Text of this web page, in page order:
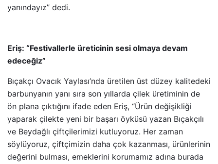
yanındayız” dedi.
Eriş: “Festivallerle üreticinin sesi olmaya devam
edeceğiz”
Bıçakçı Ovacık Yaylası’nda üretilen üst düzey kalitedeki
barbunyanın yanı sıra son yıllarda çilek üretiminin de
ön plana çıktığını ifade eden Eriş, “Ürün değişikliği
yaparak çilekte yeni bir başarı öyküsü yazan Bıçakçılı
ve Beydağlı çiftçilerimizi kutluyoruz. Her zaman
söylüyoruz, çiftçimizin daha çok kazanması, ürünlerinin
değerini bulması, emeklerini korumamız adına burada